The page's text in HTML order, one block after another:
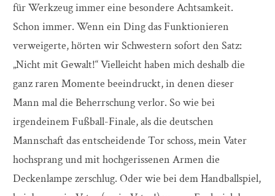
für Werkzeug immer eine besondere Achtsamkeit.
Schon immer. Wenn ein Ding das Funktionieren
verweigerte, hörten wir Schwestern sofort den Satz:
„Nicht mit Gewalt!“ Vielleicht haben mich deshalb die
ganz raren Momente beeindruckt, in denen dieser
Mann mal die Beherrschung verlor. So wie bei
irgendeinem Fußball-Finale, als die deutschen
Mannschaft das entscheidende Tor schoss, mein Vater
hochsprang und mit hochgerissenen Armen die
Deckenlampe zerschlug. Oder wie bei dem Handballspiel,